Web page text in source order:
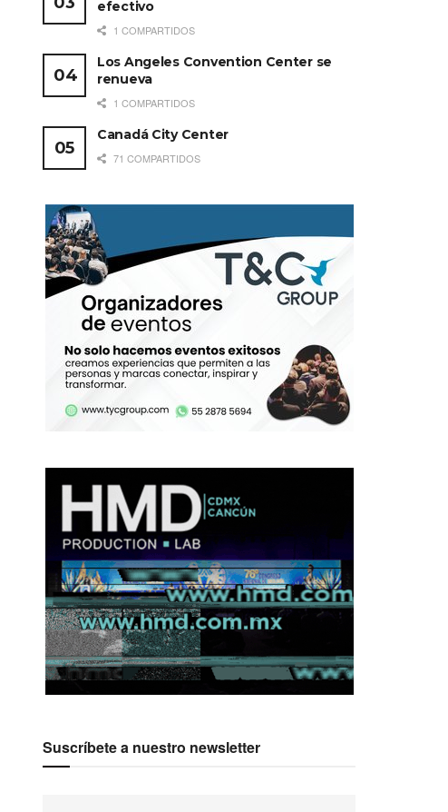
efectivo
1 COMPARTIDOS
Los Angeles Convention Center se
renueva
1 COMPARTIDOS
Canadá City Center
71 COMPARTIDOS
Suscríbete a nuestro newsletter